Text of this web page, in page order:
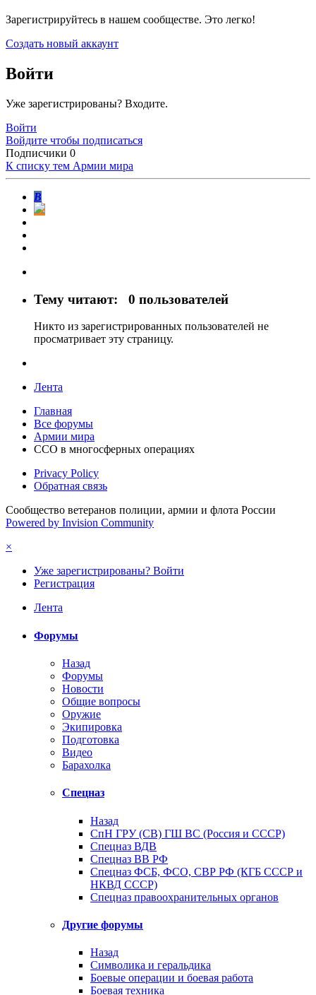
Зарегистрируйтесь в нашем сообществе. Это легко!
Создать новый аккаунт
Войти
Уже зарегистрированы? Входите.
Войти
Войдите чтобы подписаться
Подписчики 0
К списку тем Армии мира
В
Тему читают: 0 пользователей
Никто из зарегистрированных пользователей не
просматривает эту страницу.
Лента
Главная
Все форумы
Армии мира
ССО в многосферных операциях
Privacy Policy
Обратная связь
Сообщество ветеранов полиции, армии и флота России
Powered by Invision Community
×
Уже зарегистрированы? Войти
Регистрация
Лента
Форумы
Назад
Форумы
Новости
Общие вопросы
Оружие
Экипировка
Подготовка
Видео
Барахолка
Спецназ
Назад
СпН ГРУ (СВ) ГШ ВС (Россия и СССР)
Спецназ ВДВ
Спецназ ВВ РФ
Спецназ ФСБ, ФСО, СВР РФ (КГБ СССР и
НКВД СССР)
Спецназ правоохранительных органов
Другие форумы
Назад
Символика и геральдика
Боевые операции и боевая работа
Боевая техника